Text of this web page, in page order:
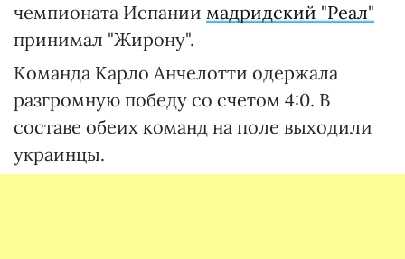
чемпионата Испании мадридский "Реал"
принимал "Жирону".
Команда Карло Анчелотти одержала
разгромную победу со счетом 4:0. В
составе обеих команд на поле выходили
украинцы.